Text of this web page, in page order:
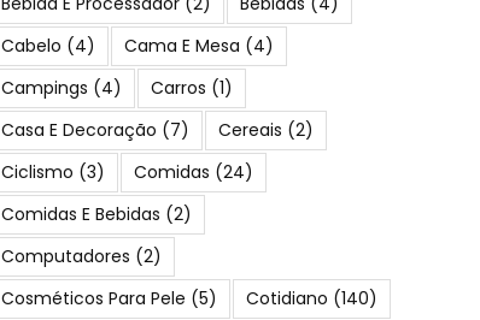
Cabelo (4) Cama E Mesa (4)
Campings (4) Carros (1)
Casa E Decoração (7) Cereais (2)
Ciclismo (3) Comidas (24)
Comidas E Bebidas (2)
Computadores (2)
Cosméticos Para Pele (5) Cotidiano (140)